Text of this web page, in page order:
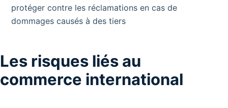
protéger contre les réclamations en cas de
dommages causés à des tiers
Les risques liés au
commerce international